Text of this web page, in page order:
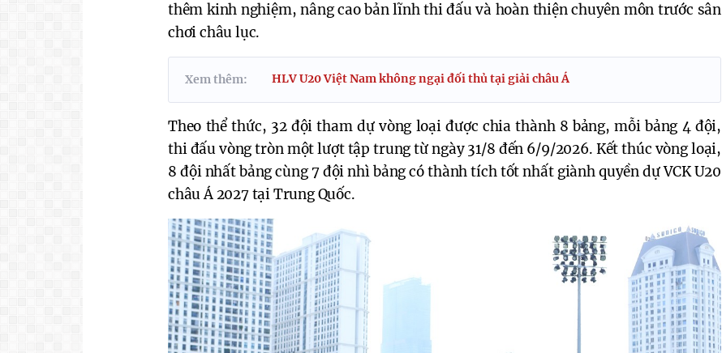
thêm kinh nghiệm, nâng cao bản lĩnh thi đấu và hoàn thiện chuyên môn trước sân
chơi châu lục.
Xem thêm: HLV U20 Việt Nam không ngại đối thủ tại giải châu Á
Theo thể thức, 32 đội tham dự vòng loại được chia thành 8 bảng, mỗi bảng 4 đội,
thi đấu vòng tròn một lượt tập trung từ ngày 31/8 đến 6/9/2026. Kết thúc vòng loại,
8 đội nhất bảng cùng 7 đội nhì bảng có thành tích tốt nhất giành quyền dự VCK U20
châu Á 2027 tại Trung Quốc.